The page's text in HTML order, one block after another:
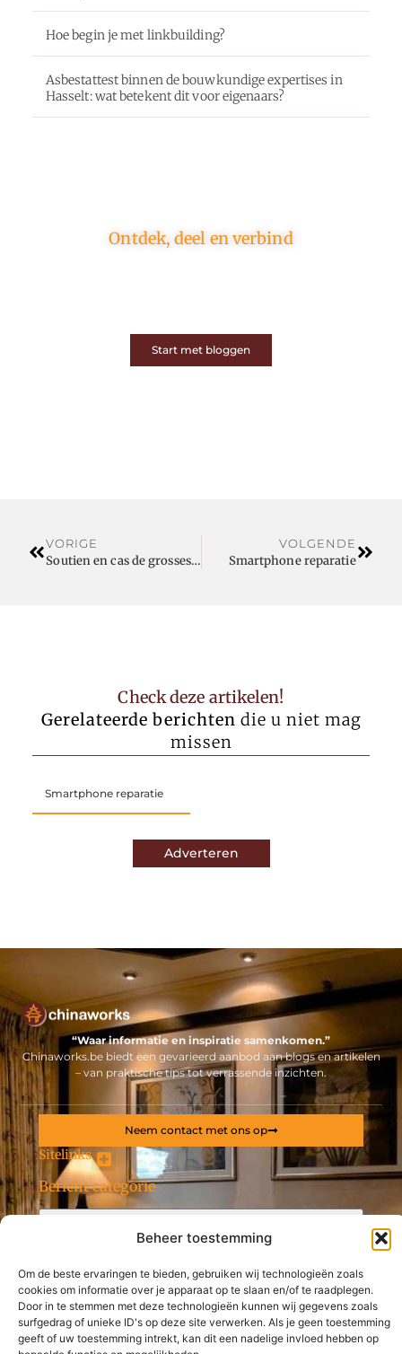
Beheer toestemming
Om de beste ervaringen te bieden, gebruiken wij technologieën zoals
cookies om informatie over je apparaat op te slaan en/of te raadplegen.
Door in te stemmen met deze technologieën kunnen wij gegevens zoals
surfgedrag of unieke ID's op deze site verwerken. Als je geen toestemming
geeft of uw toestemming intrekt, kan dit een nadelige invloed hebben op
Hoe begin je met linkbuilding?
Asbestattest binnen de bouwkundige expertises in
Hasselt: wat betekent dit voor eigenaars?
Ontdek, deel en verbind
Start met bloggen
VORIGE
Soutien en cas de grossesse non désirée
VOLGENDE
Smartphone reparatie
Check deze artikelen!
Gerelateerde berichten die u niet mag
missen
Smartphone reparatie
Adverteren
“Waar informatie en inspiratie samenkomen.”
Chinaworks.be biedt een gevarieerd aanbod aan blogs en artikelen
– van praktische tips tot verrassende inzichten.
Sitelinks
De best gelezen stukken op een rij
De ideale projectontwikkelaar in Gent
warmtepomp
Hoe Optimaliseer Je Je AdWords Campagnes
Bericht categorie
Neem contact met ons op